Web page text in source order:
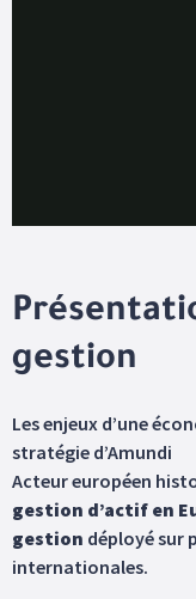
gestion
Les enjeux d’une
stratégie d’Amundi
Acteur européen
gestion d’actif en
gestion déployé sur
internationales.